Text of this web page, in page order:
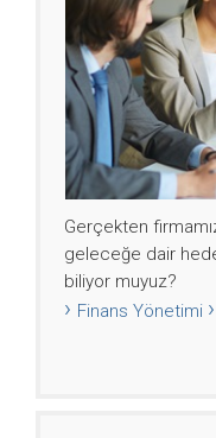
Gerçekten
geleceğe dair
biliyor muyuz?
Finans Yönetimi